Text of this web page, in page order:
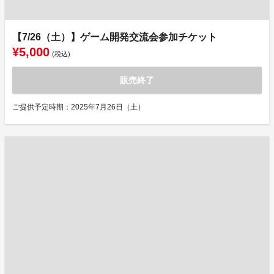
【7/26（土）】ゲーム開発交流会参加チケット
¥5,000 (税込)
販売終了
ご提供予定時期：2025年7月26日（土）